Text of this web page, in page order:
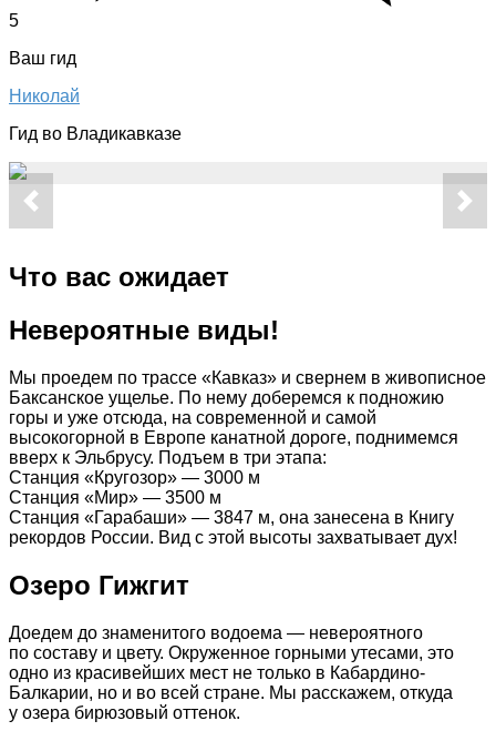
5
Ваш гид
Николай
Гид во Владикавказе
Что вас ожидает
Невероятные виды!
Мы проедем по трассе «Кавказ» и свернем в живописное
Баксанское ущелье. По нему доберемся к подножию
горы и уже отсюда, на современной и самой
высокогорной в Европе канатной дороге, поднимемся
вверх к Эльбрусу. Подъем в три этапа:
Станция «Кругозор» — 3000 м
Станция «Мир» — 3500 м
Станция «Гарабаши» — 3847 м, она занесена в Книгу
рекордов России. Вид с этой высоты захватывает дух!
Озеро Гижгит
Доедем до знаменитого водоема — невероятного
по составу и цвету. Окруженное горными утесами, это
одно из красивейших мест не только в Кабардино-
Балкарии, но и во всей стране. Мы расскажем, откуда
у озера бирюзовый оттенок.